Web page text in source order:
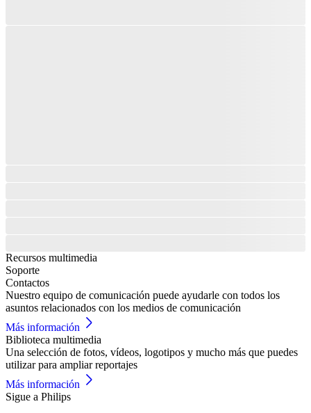
Recursos multimedia
Soporte
Contactos
Nuestro equipo de comunicación puede ayudarle con todos los
asuntos relacionados con los medios de comunicación
Más información
Biblioteca multimedia
Una selección de fotos, vídeos, logotipos y mucho más que puedes
utilizar para ampliar reportajes
Más información
Sigue a Philips